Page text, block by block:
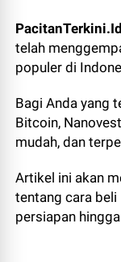
telah
populer di
Bagi Anda yang
Bitcoin,
mudah, dan
Artikel ini akan
tentang cara
persiapan